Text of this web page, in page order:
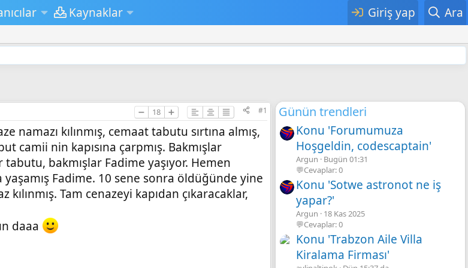
Kaynaklar Giriş yap Ara
➖ 18 ➕ #1
namazı kılınmış, cemaat tabutu sırtına almış,
camii nin kapısına çarpmış. Bakmışlar
bakmışlar Fadime yaşıyor. Hemen
Fadime. 10 sene sonra öldüğünde yine
Tam cenazeyi kapıdan çıkaracaklar,
daaa
Günün trendleri
Konu 'Forumumuza
Hoşgeldin, codescaptain'
Argun
Bugün 01:31
💬Cevaplar: 0
Konu 'Sotwe astronot ne iş
yapar?'
Argun
18 Kas 2025
💬Cevaplar: 0
Konu 'Trabzon Aile Villa
Kiralama Firması'